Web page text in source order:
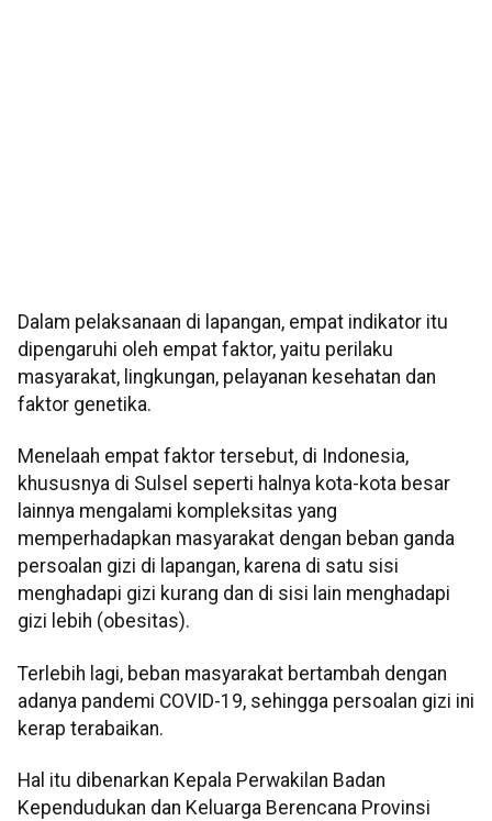
Dalam pelaksanaan di lapangan, empat indikator itu
dipengaruhi oleh empat faktor, yaitu perilaku
masyarakat, lingkungan, pelayanan kesehatan dan
faktor genetika.
Menelaah empat faktor tersebut, di Indonesia,
khususnya di Sulsel seperti halnya kota-kota besar
lainnya mengalami kompleksitas yang
memperhadapkan masyarakat dengan beban ganda
persoalan gizi di lapangan, karena di satu sisi
menghadapi gizi kurang dan di sisi lain menghadapi
gizi lebih (obesitas).
Terlebih lagi, beban masyarakat bertambah dengan
adanya pandemi COVID-19, sehingga persoalan gizi ini
kerap terabaikan.
Hal itu dibenarkan Kepala Perwakilan Badan
Kependudukan dan Keluarga Berencana Provinsi